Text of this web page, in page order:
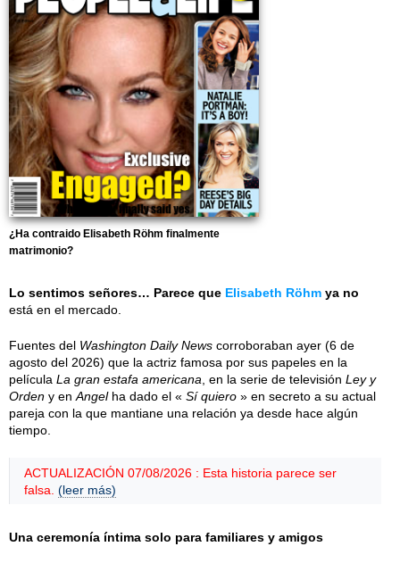
¿Ha contraido Elisabeth Röhm finalmente
matrimonio?
Lo sentimos señores… Parece que Elisabeth Röhm ya no
está en el mercado.
Fuentes del Washington Daily News corroboraban ayer (6 de
agosto del 2026) que la actriz famosa por sus papeles en la
película La gran estafa americana , en la serie de televisión Ley y
Orden y en Angelha dado el « Sí quiero » en secreto a su actual
pareja con la que mantiane una relación ya desde hace algún
tiempo.
ACTUALIZACIÓN 07/08/2026 : Esta historia parece ser
falsa. (leer más)
Una ceremonía íntima solo para familiares y amigos